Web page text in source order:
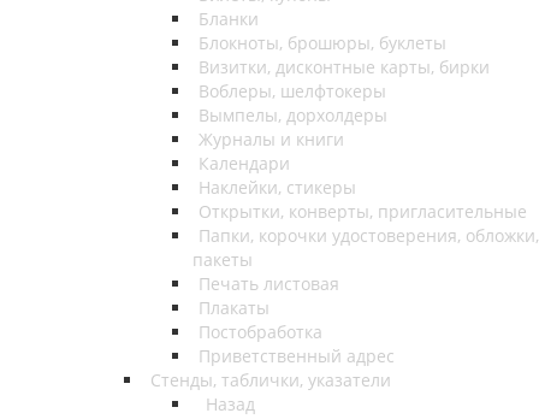
Бланки
Блокноты, брошюры, буклеты
Визитки, дисконтные карты, бирки
Воблеры, шелфтокеры
Вымпелы, дорхолдеры
Журналы и книги
Календари
Наклейки, стикеры
Открытки, конверты, пригласительные
Папки, корочки удостоверения, обложки,
пакеты
Печать листовая
Плакаты
Постобработка
Приветственный адрес
Стенды, таблички, указатели
Назад